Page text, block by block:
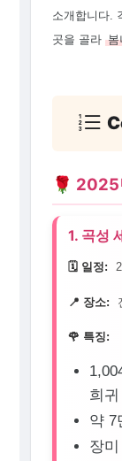
소개합니다.
곳을 골라 봄
🌹 2025
1. 곡성
🗓️ 일정:
📍 장소:
🌹 특징:
희
약 7
장